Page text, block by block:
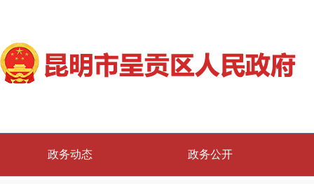
政务动态 政务公开